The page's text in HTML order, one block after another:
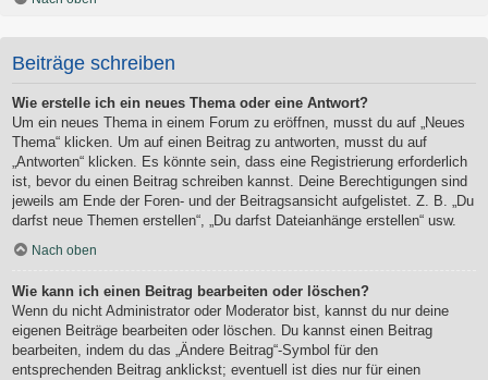
Beiträge schreiben
Wie erstelle ich ein neues Thema oder eine Antwort?
Um ein neues Thema in einem Forum zu eröffnen, musst du auf „Neues
Thema“ klicken. Um auf einen Beitrag zu antworten, musst du auf
„Antworten“ klicken. Es könnte sein, dass eine Registrierung erforderlich
ist, bevor du einen Beitrag schreiben kannst. Deine Berechtigungen sind
jeweils am Ende der Foren- und der Beitragsansicht aufgelistet. Z. B. „Du
darfst neue Themen erstellen“, „Du darfst Dateianhänge erstellen“ usw.
Nach oben
Wie kann ich einen Beitrag bearbeiten oder löschen?
Wenn du nicht Administrator oder Moderator bist, kannst du nur deine
eigenen Beiträge bearbeiten oder löschen. Du kannst einen Beitrag
bearbeiten, indem du das „Ändere Beitrag“-Symbol für den
entsprechenden Beitrag anklickst; eventuell ist dies nur für einen